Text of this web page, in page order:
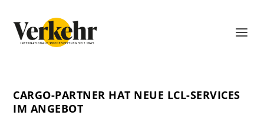
CARGO-PARTNER HAT NEUE LCL-SERVICES
IM ANGEBOT